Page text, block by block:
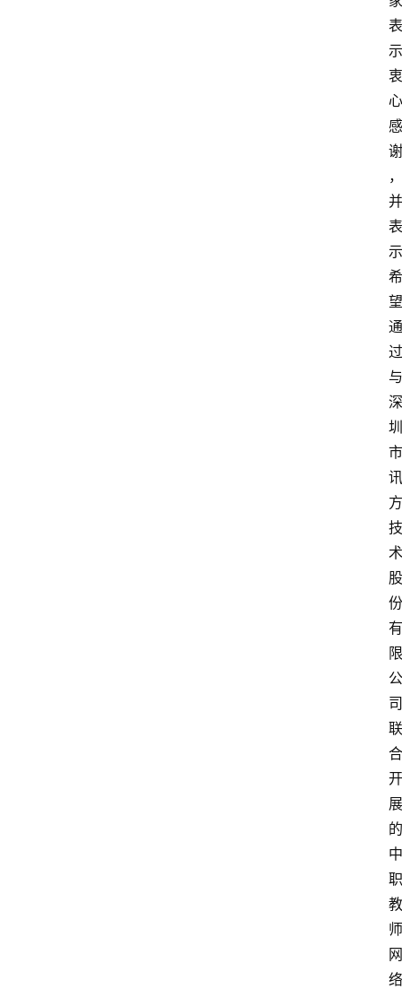
表
示
衷
心
感
谢
，
并
表
示
希
望
通
过
与
深
圳
市
讯
方
技
术
股
份
有
限
公
司
联
合
开
展
的
中
职
教
师
网
络